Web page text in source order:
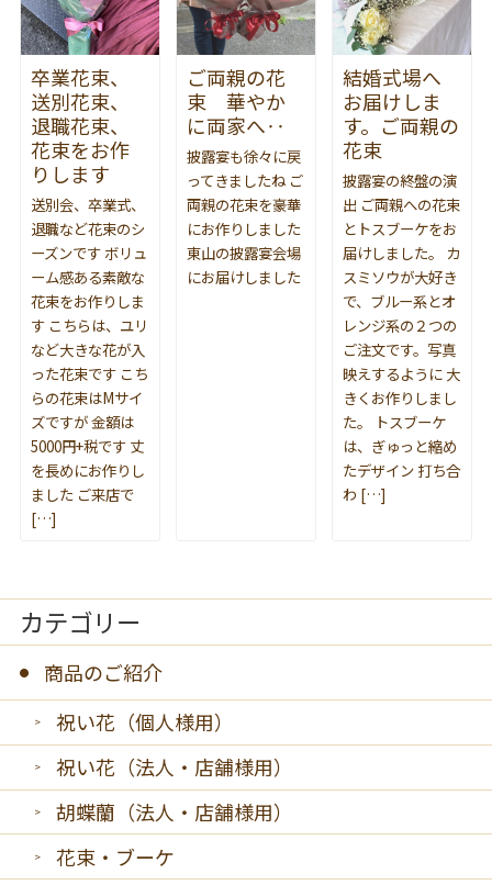
卒業花束、
送別花束、
退職花束、
花束をお作
りします
送別会、卒業式、
退職など花束のシ
ーズンです ボリュ
ーム感ある素敵な
花束をお作りしま
す こちらは、ユリ
など大きな花が入
った花束です こち
らの花束はMサイ
ズですが 金額は
5000円+税です 丈
を長めにお作りし
ました ご来店で
[…]
ご両親の花
束 華やか
に両家へ‥
披露宴も徐々に戻
ってきましたね ご
両親の花束を豪華
にお作りしました
東山の披露宴会場
にお届けしました
結婚式場へ
お届けしま
す。ご両親の
花束
披露宴の終盤の演
出 ご両親への花束
とトスブーケをお
届けしました。 カ
スミソウが大好き
で、ブルー系とオ
レンジ系の２つの
ご注文です。写真
映えするように 大
きくお作りしまし
た。 トスブーケ
は、ぎゅっと縮め
たデザイン 打ち合
わ […]
カテゴリー
商品のご紹介
祝い花（個人様用）
祝い花（法人・店舗様用）
胡蝶蘭（法人・店舗様用）
花束・ブーケ